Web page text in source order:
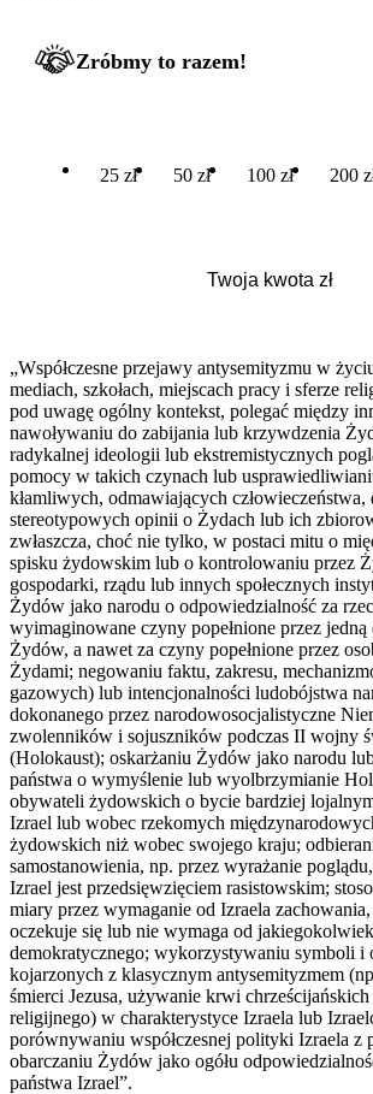
Zróbmy to razem!
25 zł 50 zł 100 zł 200
„Współczesne przejawy antysemityzmu w
mediach, szkołach, miejscach pracy i sferze
pod uwagę ogólny kontekst, polegać między
nawoływaniu do zabijania lub krzywdzenia
radykalnej ideologii lub ekstremistycznych
pomocy w takich czynach lub
kłamliwych, odmawiających
stereotypowych opinii o Żydach lub ich
zwłaszcza, choć nie tylko, w postaci mitu o
spisku żydowskim lub o kontrolowaniu przez
gospodarki, rządu lub innych społecznych
Żydów jako narodu o odpowiedzialność za
wyimaginowane czyny popełnione przez jedną
Żydów, a nawet za czyny popełnione przez
Żydami; negowaniu faktu, zakresu,
gazowych) lub intencjonalności ludobójstwa
dokonanego przez narodowosocjalistyczne
zwolenników i sojuszników podczas II wojny
(Holokaust); oskarżaniu Żydów jako narodu
państwa o wymyślenie lub wyolbrzymianie
obywateli żydowskich o bycie bardziej
Izrael lub wobec rzekomych
żydowskich niż wobec swojego kraju;
samostanowienia, np. przez wyrażanie
Izrael jest przedsięwzięciem rasistowskim;
miary przez wymaganie od Izraela
oczekuje się lub nie wymaga od
demokratycznego; wykorzystywaniu symboli i
kojarzonych z klasycznym antysemityzmem
śmierci Jezusa, używanie krwi chrześcijańskich
religijnego) w charakterystyce Izraela lub
porównywaniu współczesnej polityki Izraela z
obarczaniu Żydów jako ogółu
państwa Izrael”.